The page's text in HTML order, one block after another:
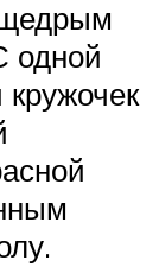
одной